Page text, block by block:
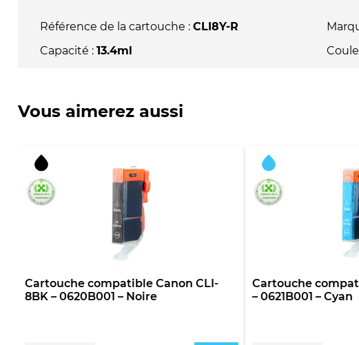
Référence de la cartouche : CLI8Y-R
Capacité : 13.4ml
Vous aimerez aussi
Cartouche compatible Canon CLI-
8BK – 0620B001 – Noire
Cartouche
– 0621B001 – Cyan